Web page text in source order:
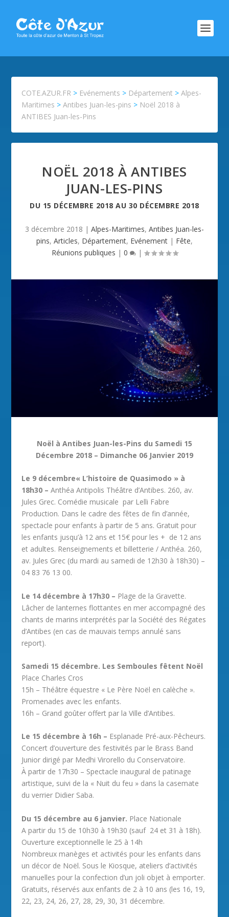
COTE.AZUR.FR > Evénements > Département >Alpes-
Maritimes >Antibes Juan-les-pins > Noël 2018 à
ANTIBES Juan-les-Pins
NOËL 2018 À ANTIBES
JUAN-LES-PINS
DU 15 DÉCEMBRE 2018 AU 30 DÉCEMBRE 2018
3 décembre 2018 | Alpes-Maritimes, Antibes Juan-les-
pins, Articles, Département, Evénement | Fête,
Réunions publiques | 0 |
Noël à Antibes Juan-les-Pins du Samedi 15
Décembre 2018 – Dimanche 06 Janvier 2019
Le 9 décembre« L’histoire de Quasimodo » à
18h30 – Anthéa Antipolis Théâtre d’Antibes. 260, av.
Jules Grec. Comédie musicale par Lelli Fabre
Production. Dans le cadre des fêtes de fin d’année,
spectacle pour enfants à partir de 5 ans. Gratuit pour
les enfants jusqu’à 12 ans et 15€ pour les + de 12 ans
et adultes. Renseignements et billetterie / Anthéa. 260,
av. Jules Grec (du mardi au samedi de 12h30 à 18h30) –
04 83 76 13 00.
Le 14 décembre à 17h30 – Plage de la Gravette.
Lâcher de lanternes flottantes en mer accompagné des
chants de marins interprétés par la Société des Régates
d’Antibes (en cas de mauvais temps annulé sans
report).
Samedi 15 décembre. Les Semboules fêtent Noël
Place Charles Cros
15h – Théâtre équestre « Le Père Noël en calèche ».
Promenades avec les enfants.
16h – Grand goûter offert par la Ville d’Antibes.
Le 15 décembre à 16h – Esplanade Pré-aux-Pêcheurs.
Concert d’ouverture des festivités par le Brass Band
Junior dirigé par Medhi Virorello du Conservatoire.
À partir de 17h30 – Spectacle inaugural de patinage
artistique, suivi de la « Nuit du feu » dans la casemate
du verrier Didier Saba.
Du 15 décembre au 6 janvier. Place Nationale
A partir du 15 de 10h30 à 19h30 (sauf 24 et 31 à 18h).
Ouverture exceptionnelle le 25 à 14h
Nombreux manèges et activités pour les enfants dans
un décor de Noël. Sous le Kiosque, ateliers d’activités
manuelles pour la confection d’un joli objet à emporter.
Gratuits, réservés aux enfants de 2 à 10 ans (les 16, 19,
22, 23, 24, 26, 27, 28, 29, 30, 31 décembre.